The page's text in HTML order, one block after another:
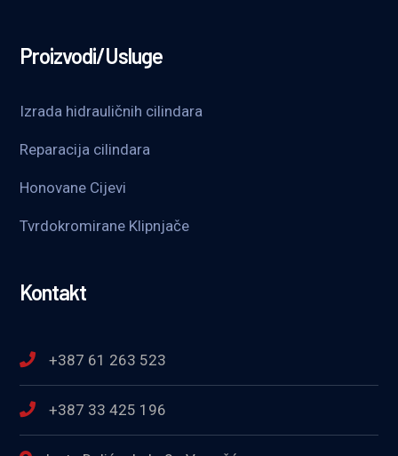
Proizvodi/Usluge
Izrada hidrauličnih cilindara
Reparacija cilindara
Honovane Cijevi
Tvrdokromirane Klipnjače
Kontakt
+387 61 263 523
+387 33 425 196